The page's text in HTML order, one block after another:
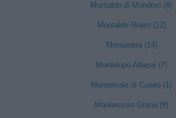
Montaldo di Mondovì (8)
Montaldo Roero (12)
Montanera (14)
Montelupo Albese (7)
Montemale di Cuneo (1)
Monterosso Grana (8)